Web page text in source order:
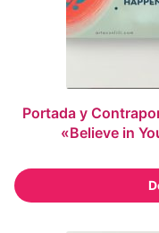
Portada y
«Believe in